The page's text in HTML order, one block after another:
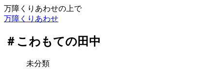
万障くりあわせの上で
万障くりあわせ
＃こわもての田中
未分類